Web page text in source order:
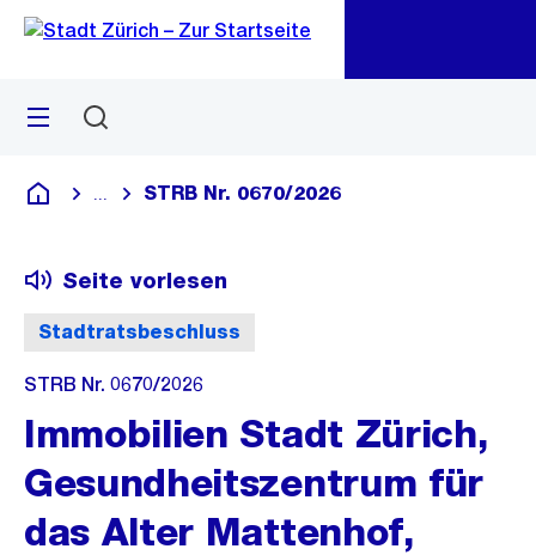
Navigation
Sprunglink
Menü
Deutsch
Blende alle Breadcrumbs ein
STRB Nr. 0670/2026
Stadtratsbeschluss
Seite vorlesen
STRB Nr. 0670/2026
Immobilien Stadt Zürich,
Gesundheitszentrum für
das Alter Mattenhof,